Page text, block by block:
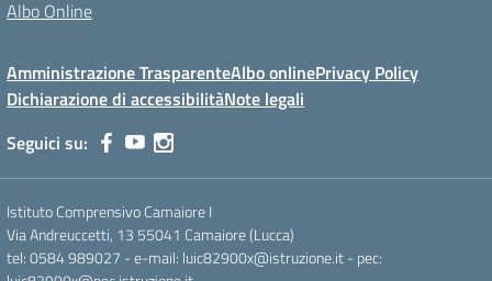
Albo Online
Amministrazione TrasparenteAlbo onlinePrivacy Policy
Dichiarazione di accessibilitàNote legali
Seguici su:
Istituto Comprensivo Camaiore I
Via Andreuccetti, 13 55041 Camaiore (Lucca)
tel: 0584 989027 - e-mail: luic82900x@istruzione.it - pec: